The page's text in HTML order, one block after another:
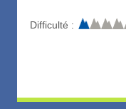
Difficulté :